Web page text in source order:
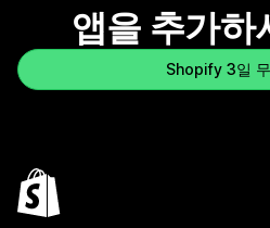
앱을 추가하
Shopify 3일